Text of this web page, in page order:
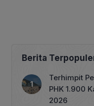
Berita
Terhimpit
PHK 1.900
2026